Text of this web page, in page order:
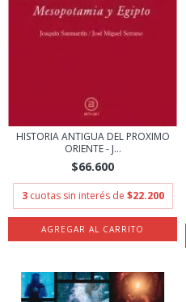
HISTORIA ANTIGUA DEL PROXIMO
ORIENTE - J...
$66.600
3 cuotas sin interés de $22.200